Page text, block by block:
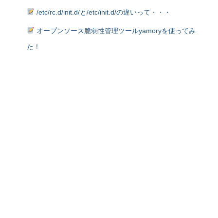
/etc/rc.d/init.d/と/etc/init.d/の違いって・・・
オープンソース脆弱性管理ツールyamoryを使ってみ
た！